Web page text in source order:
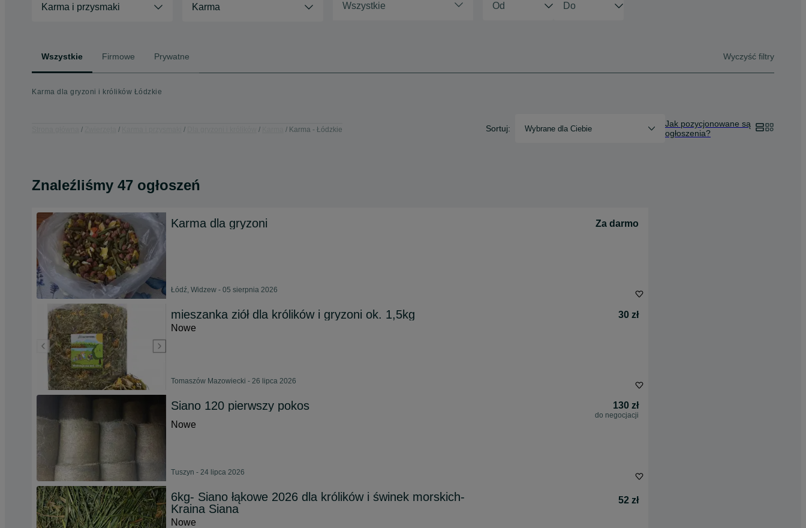
Karma i przysmaki Karma Wszystkie
Wszystkie Firmowe Prywatne Wyczyść filtry
Karma dla gryzoni i królików Łódzkie
Karma - Łódzkie Sortuj: Wybrane dla Ciebie
Jak pozycjonowane są
ogłoszenia?
Znaleźliśmy 47 ogłoszeń
Karma dla gryzoni Za darmo
Łódź, Widzew - 05 sierpnia 2026
mieszanka ziół dla królików i gryzoni ok. 1,5kg
30 zł
Nowe
Tomaszów Mazowiecki - 26 lipca 2026
Siano 120 pierwszy pokos 130 zł
do negocjacji
Nowe
Tuszyn - 24 lipca 2026
6kg- Siano łąkowe 2026 dla królików i świnek morskich-
Kraina Siana
52 zł
Nowe